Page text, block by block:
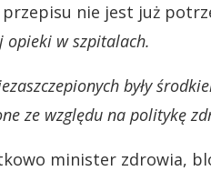
nie jest już
opieki w szpitalach.
były
ze względu na politykę
minister zdrowia,